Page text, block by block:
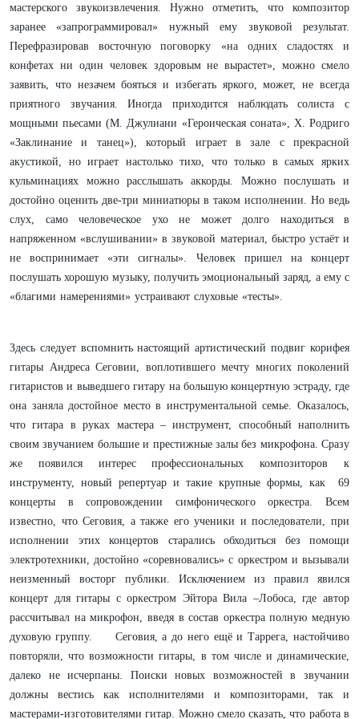
мастерского звукоизвлечения. Нужно отметить, что композитор
заранее «запрограммировал» нужный ему звуковой результат.
Перефразировав восточную поговорку «на одних сладостях и
конфетах ни один человек здоровым не вырастет», можно смело
заявить, что незачем бояться и избегать яркого, может, не всегда
приятного звучания. Иногда приходится наблюдать солиста с
мощными пьесами (М. Джулиани «Героическая соната», Х. Родриго
«Заклинание и танец»), который играет в зале с прекрасной
акустикой, но играет настолько тихо, что только в самых ярких
кульминациях можно расслышать аккорды. Можно послушать и
достойно оценить две-три миниатюры в таком исполнении. Но ведь
слух, само человеческое ухо не может долго находиться в
напряженном «вслушивании» в звуковой материал, быстро устаёт и
не воспринимает «эти сигналы». Человек пришел на концерт
послушать хорошую музыку, получить эмоциональный заряд, а ему с
«благими намерениями» устраивают слуховые «тесты».
Здесь следует вспомнить настоящий артистический подвиг корифея
гитары Андреса Сеговии, воплотившего мечту многих поколений
гитаристов и выведшего гитару на большую концертную эстраду, где
она заняла достойное место в инструментальной семье. Оказалось,
что гитара в руках мастера – инструмент, способный наполнить
своим звучанием большие и престижные залы без микрофона. Сразу
же появился интерес профессиональных композиторов к
инструменту, новый репертуар и такие крупные формы, как 69
концерты в сопровождении симфонического оркестра. Всем
известно, что Сеговия, а также его ученики и последователи, при
исполнении этих концертов старались обходиться без помощи
электротехники, достойно «соревновались» с оркестром и вызывали
неизменный восторг публики. Исключением из правил явился
концерт для гитары с оркестром Эйтора Вила –Лобоса, где автор
рассчитывал на микрофон, введя в состав оркестра полную медную
духовую группу. Сеговия, а до него ещё и Таррега, настойчиво
повторяли, что возможности гитары, в том числе и динамические,
далеко не исчерпаны. Поиски новых возможностей в звучании
должны вестись как исполнителями и композиторами, так и
мастерами-изготовителями гитар. Можно смело сказать, что работа в